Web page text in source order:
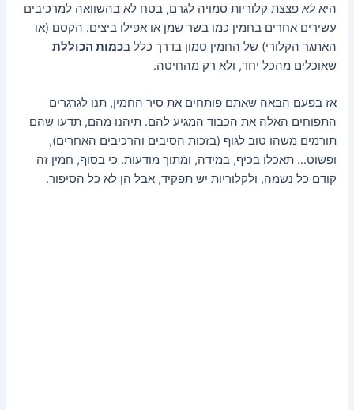
היאלא פצצת קלוריות סמויה לגרם, בטח לא בהשוואה למרכיבים
עשירים אחרים בחמין כמו בשר שמן או אפילו ביצים. הקסם (או
האתגר הקלורי) של החמין טמון בדרך כלל בכמות הכוללת
שאוכלים מהכל יחד, ולא רק מהחיטה.
אז בפעם הבאה שאתם פותחים את סיר החמין, תנו לגרגרים
התפוחים האלה את הכבוד המגיע להם. תיהנו מהם, תדעו שהם
תורמים משהו טוב לגוף (בזכות הסיבים והרכיבים האחרים),
ופשוט… תאכלו בכיף, במידה, ומתוך מודעות. כי בסוף, חמין זה
קודם כל נשמה, ולקלוריות יש תפקיד, אבל הן לא כל הסיפור.